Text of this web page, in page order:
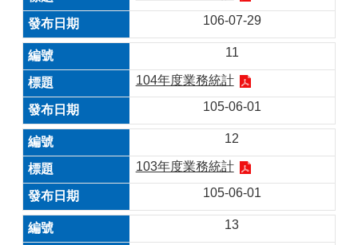
106-07-29
11
104年度業務統計
105-06-01
12
103年度業務統計
105-06-01
13